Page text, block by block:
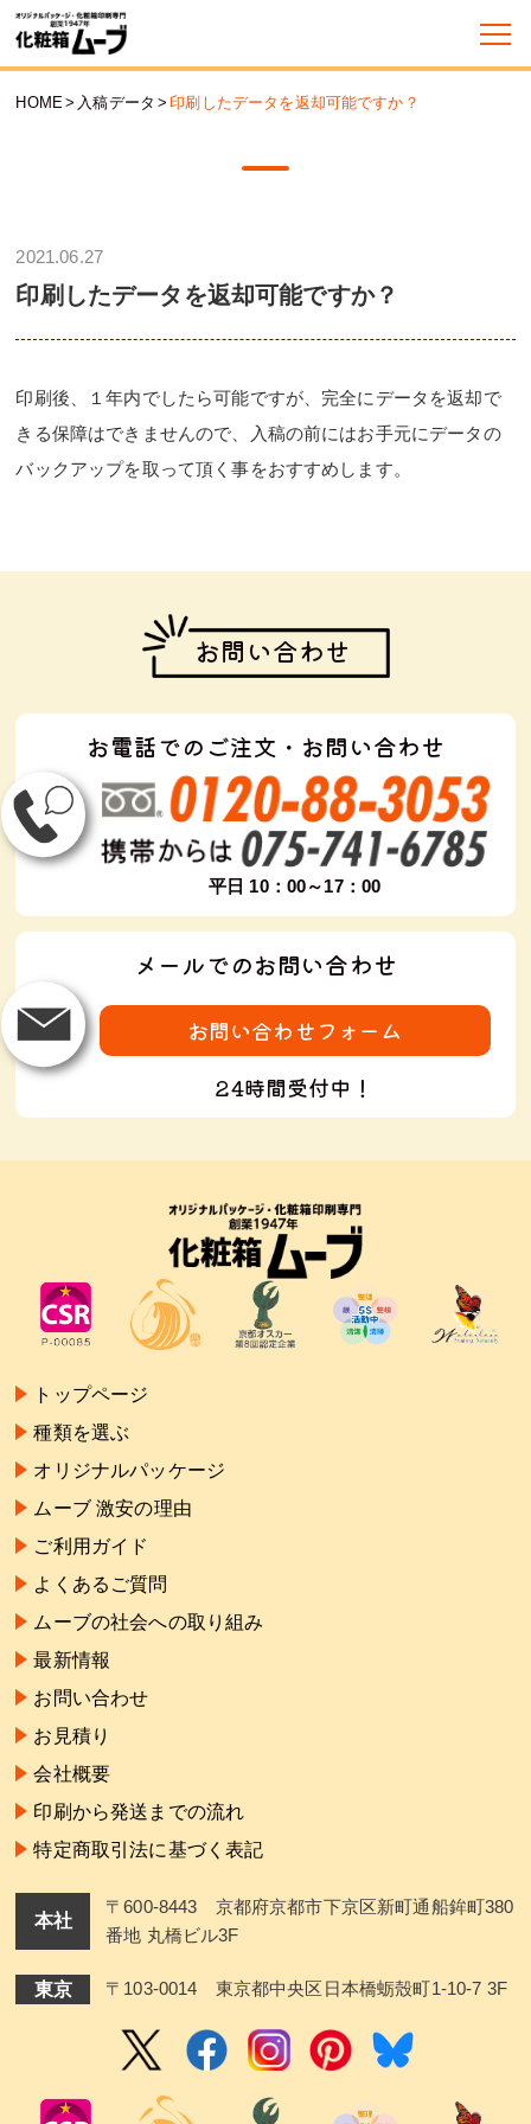
HOME> 入稿データ > 印刷したデータを返却可能ですか？
2021.06.27
印刷したデータを返却可能ですか？
印刷後、１年内でしたら可能ですが、完全にデータを返却で
きる保障はできませんので、入稿の前にはお手元にデータの
バックアップを取って頂く事をおすすめします。
お問い合わせ
お電話でのご注文・お問い合わせ
平日 10：00～17：00
メールでのお問い合わせ
お問い合わせフォーム
24時間受付中！
トップページ
種類を選ぶ
オリジナルパッケージ
ムーブ 激安の理由
ご利用ガイド
よくあるご質問
ムーブの社会への取り組み
最新情報
お問い合わせ
お見積り
会社概要
印刷から発送までの流れ
特定商取引法に基づく表記
本社
〒600-8443 京都府京都市下京区新町通船鉾町380
番地 丸橋ビル3F
東京 〒103-0014 東京都中央区日本橋蛎殼町1-10-7 3F